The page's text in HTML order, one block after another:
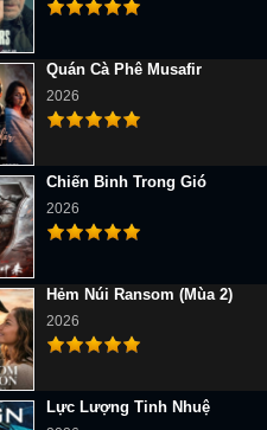
Quán Cà Phê Musafir
2026
Chiến Binh Trong Gió
2026
Hẻm Núi Ransom (Mùa 2)
2026
Lực Lượng Tinh Nhuệ